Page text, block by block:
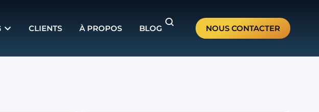
CLIENTS À PROPOS BLOG NOUS CONTACTER